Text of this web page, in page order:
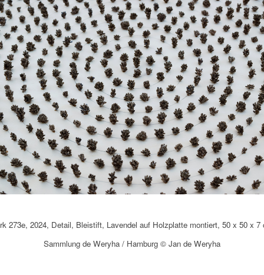
273e, 2024, Detail, Bleistift, Lavendel auf Holzplatte montiert, 50 x 50 x 7
Sammlung de Weryha / Hamburg © Jan de Weryha